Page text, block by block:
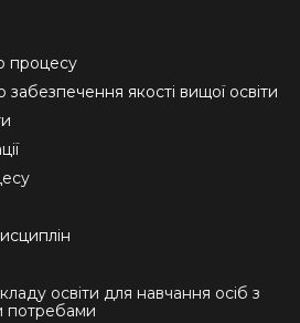
процесу
якості вищої освіти
освіти для навчання осіб з
потребами